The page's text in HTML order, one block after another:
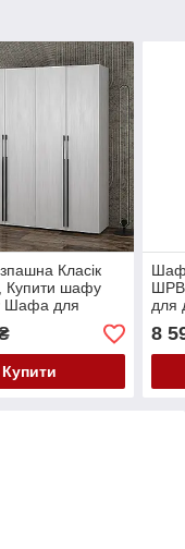
Класік
Купити шафу
Шафа для
Купити
ШРВ
для
8